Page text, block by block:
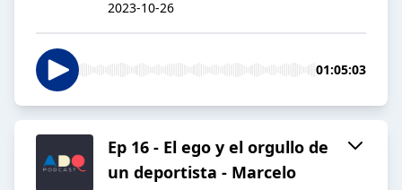
2023-10-26
01:05:03
Ep 16 - El ego y el orgullo de
un deportista - Marcelo